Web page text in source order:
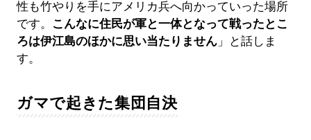
性も竹やりを手にアメリカ兵へ向かっていった場所
です。
こんなに住民が軍と一体となって戦ったとこ
ろは伊江島のほかに思い当たりません」と話しま
す。
ガマで起きた集団自決